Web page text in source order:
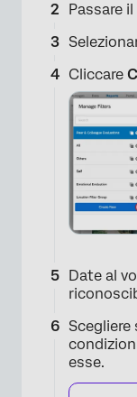
Passare
Cliccare
Date al
esse.